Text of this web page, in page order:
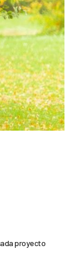
proyecto